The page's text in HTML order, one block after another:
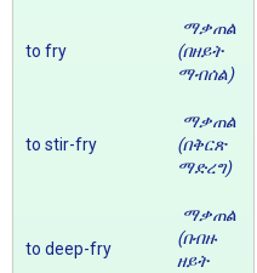
to fry
ማቃጠል
(በዘይት
ማብሰል)
to stir-fry
ማቃጠል
(በቅርጽ
ማድረግ)
to deep-fry
ማቃጠል
(በብዙ
ዘይት